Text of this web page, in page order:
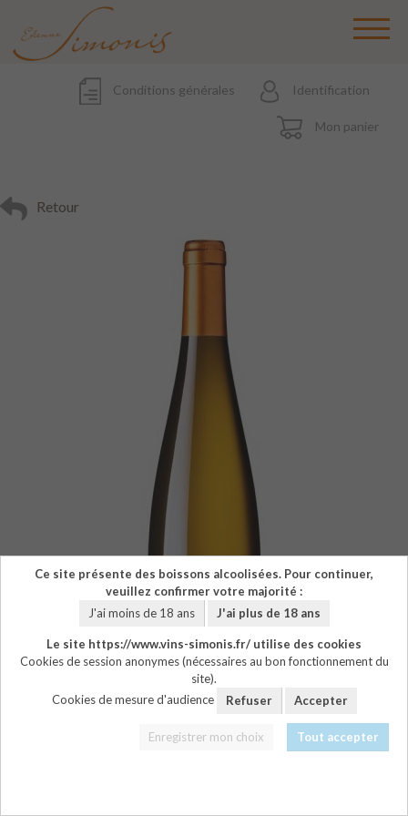
Conditions générales Identification
Mon panier
Retour
Ce site présente des boissons alcoolisées. Pour continuer,
veuillez confirmer votre majorité :
J'ai moins de 18 ans
J'ai plus de 18 ans
Le site https://www.vins-simonis.fr/ utilise des cookies
Cookies de session anonymes (nécessaires au bon fonctionnement du
site).
Cookies de mesure d'audience
Refuser Accepter
Enregistrer mon choix Tout accepter